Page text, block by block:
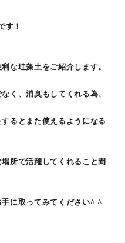
す！
な珪藻土をご紹介します。
く、消臭もしてくれる為、
るとまた使えるようになる
所で活躍してくれること間
に取ってみてください^ ^